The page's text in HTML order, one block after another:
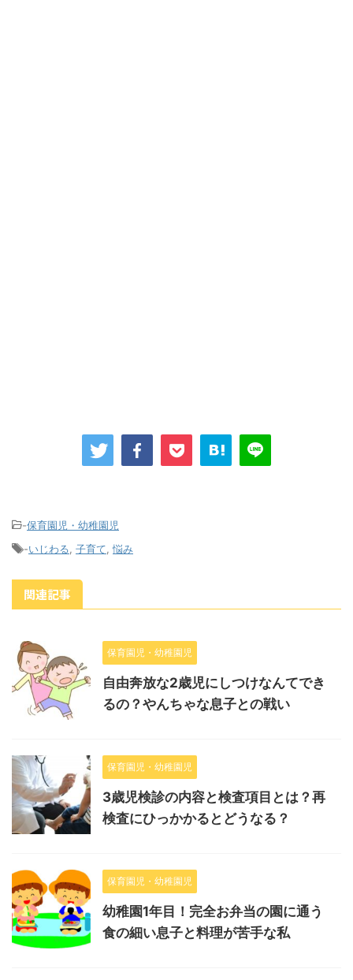
-保育園児・幼稚園児
-いじわる 子育て 悩み
関連記事
保育園児・幼稚園児
自由奔放な2歳児にしつけなんてでき
るの？やんちゃな息子との戦い
保育園児・幼稚園児
3歳児検診の内容と検査項目とは？再
検査にひっかかるとどうなる？
保育園児・幼稚園児
幼稚園1年目！完全お弁当の園に通う
食の細い息子と料理が苦手な私